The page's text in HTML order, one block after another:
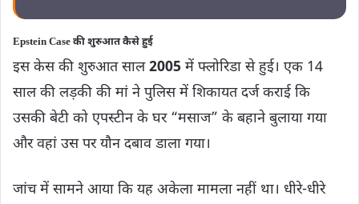
Epstein Case की शुरुआत कैसे हुई
इस केस की शुरुआत साल2005 में फ्लोरिडा से हुई। एक 14
साल की लड़की की मां ने पुलिस में शिकायत दर्ज कराई कि
उसकी बेटी को एपस्टीन के घर “मसाज” के बहाने बुलाया गया
और वहां उस पर यौन दबाव डाला गया।
जांच में सामने आया कि यह अकेला मामला नहीं था। धीरे-धीरे